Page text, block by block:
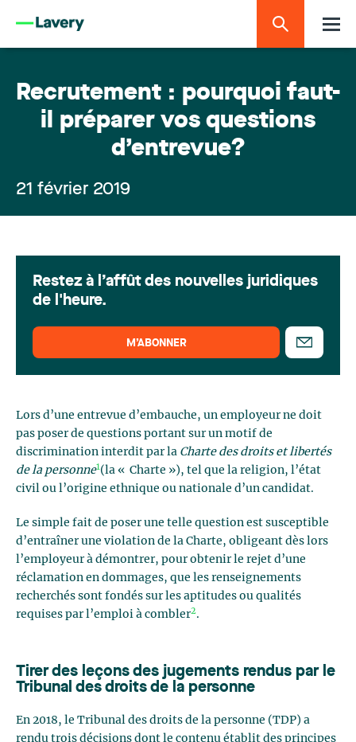
Recrutement : pourquoi faut-
il préparer vos questions
d’entrevue?
21 février 2019
Lors d’une entrevue d’embauche, un employeur ne doit
pas poser de questions portant sur un motif de
discrimination interdit par la Charte des droits et libertés
de la personne1 (la « Charte »), tel que la religion, l’état
civil ou l’origine ethnique ou nationale d’un candidat.
Le simple fait de poser une telle question est susceptible
d’entraîner une violation de la Charte, obligeant dès lors
l’employeur à démontrer, pour obtenir le rejet d’une
réclamation en dommages, que les renseignements
recherchés sont fondés sur les aptitudes ou qualités
requises par l’emploi à combler2.
Tirer des leçons des jugements rendus par le
Tribunal des droits de la personne
En 2018, le Tribunal des droits de la personne (TDP) a
rendu trois décisions dont le contenu établit des principes
Restez à l’affût des nouvelles juridiques
de l'heure.
M’ABONNER